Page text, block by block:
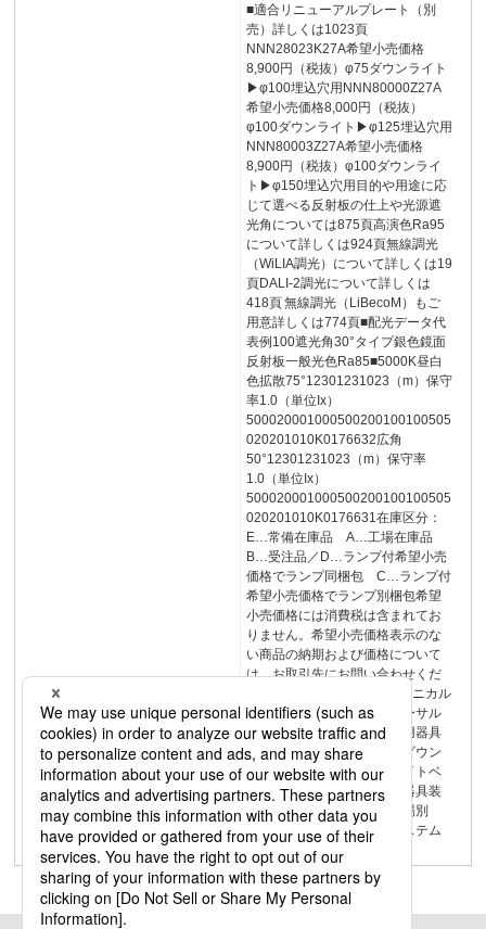
■適合リニューアルプレート（別
売）詳しくは1023頁
NNN28023K27A希望小売価格
8,900円（税抜）φ75ダウンライト
▶φ100埋込穴用NNN80000Z27A
希望小売価格8,000円（税抜）
φ100ダウンライト▶φ125埋込穴用
NNN80003Z27A希望小売価格
8,900円（税抜）φ100ダウンライ
ト▶φ150埋込穴用目的や用途に応
じて選べる反射板の仕上や光源遮
光角については875頁高演色Ra95
について詳しくは924頁無線調光
（WiLIA調光）について詳しくは19
頁DALI-2調光について詳しくは
418頁 ‌無線調光（LiBecoM）もご
用意詳しくは774頁■配光データ代
表例100遮光角30°タイプ銀色鏡面
反射板一般光色Ra85■5000K昼白
色拡散75°12301231023（m）保守
率1.0（単位Ix）
500020001000500200100100505
020201010K0176632広角
50°12301231023（m）保守率
1.0（単位Ix）
500020001000500200100100505
020201010K0176631在庫区分：
E…常備在庫品 A…工場在庫品
B…受注品／D…ランプ付希望小売
価格でランプ同梱包 C…ランプ付
希望小売価格でランプ別梱包希望
小売価格には消費税は含まれてお
りません。希望小売価格表示のな
い商品の納期および価格について
は、お取引先にお問い合わせくだ
さい。ダウンライト958テクニカル
照明スポットライトユニバーサル
ダウンライトダクトレール用器具
配線ダクト用ベースライトダウン
ライト軒下用シーリングライトベ
ースペンダント用途別照明器具装
飾照明商品コンセプト・市場別
音・空気新無線照明制御システム
LiBecoM／リベコム